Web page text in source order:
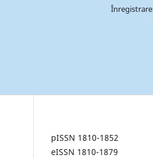
Înregistrare
pISSN 1810-1852
eISSN 1810-1879